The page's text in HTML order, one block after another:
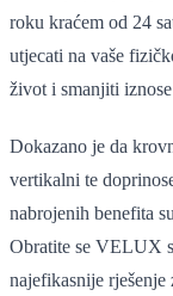
roku kraćem od 24
utjecati na vaše
život i smanjiti
Dokazano je da
vertikalni te
nabrojenih benefita
Obratite se VELUX
najefikasnije